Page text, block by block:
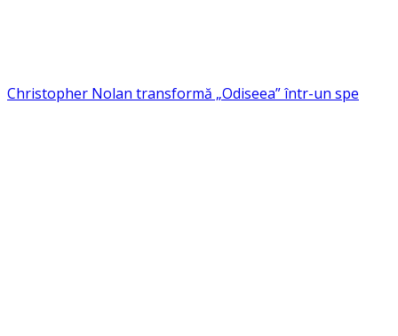
Christopher Nolan transformă „Odiseea” într-un spe